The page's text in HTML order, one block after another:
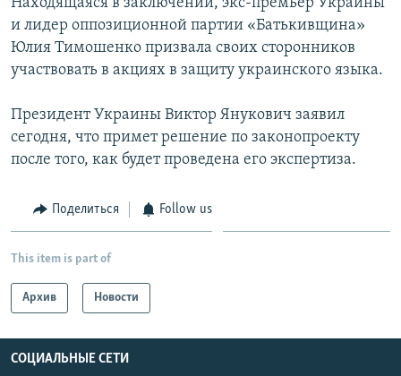
и лидер оппозиционной партии «Батькивщина»
Юлия Тимошенко призвала своих сторонников
участвовать в акциях в защиту украинского языка.
Президент Украины Виктор Янукович заявил
сегодня, что примет решение по законопроекту
после того, как будет проведена его экспертиза.
Поделиться Follow us
This item is part of
Архив Новости
СОЦИАЛЬНЫЕ СЕТИ